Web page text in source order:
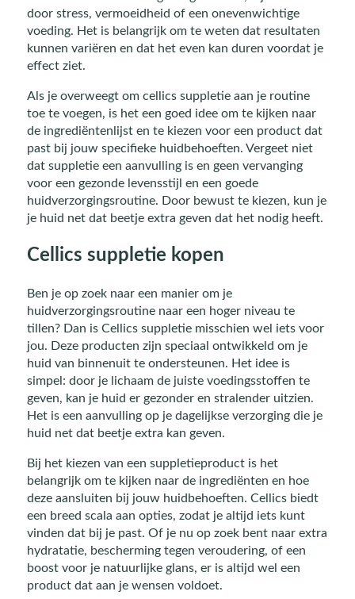
door stress, vermoeidheid of een onevenwichtige
voeding. Het is belangrijk om te weten dat resultaten
kunnen variëren en dat het even kan duren voordat je
effect ziet.
Als je overweegt om cellics suppletie aan je routine
toe te voegen, is het een goed idee om te kijken naar
de ingrediëntenlijst en te kiezen voor een product dat
past bij jouw specifieke huidbehoeften. Vergeet niet
dat suppletie een aanvulling is en geen vervanging
voor een gezonde levensstijl en een goede
huidverzorgingsroutine. Door bewust te kiezen, kun je
je huid net dat beetje extra geven dat het nodig heeft.
Cellics suppletie kopen
Ben je op zoek naar een manier om je
huidverzorgingsroutine naar een hoger niveau te
tillen? Dan is Cellics suppletie misschien wel iets voor
jou. Deze producten zijn speciaal ontwikkeld om je
huid van binnenuit te ondersteunen. Het idee is
simpel: door je lichaam de juiste voedingsstoffen te
geven, kan je huid er gezonder en stralender uitzien.
Het is een aanvulling op je dagelijkse verzorging die je
huid net dat beetje extra kan geven.
Bij het kiezen van een suppletieproduct is het
belangrijk om te kijken naar de ingrediënten en hoe
deze aansluiten bij jouw huidbehoeften. Cellics biedt
een breed scala aan opties, zodat je altijd iets kunt
vinden dat bij je past. Of je nu op zoek bent naar extra
hydratatie, bescherming tegen veroudering, of een
boost voor je natuurlijke glans, er is altijd wel een
product dat aan je wensen voldoet.